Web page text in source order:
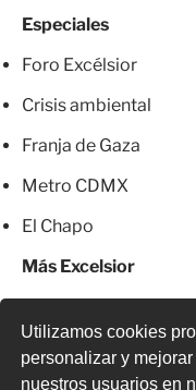
Utilizamos cookies
personalizar y
nuestros usuarios en
Especiales
Foro Excélsior
Crisis ambiental
Franja de Gaza
Metro CDMX
El Chapo
Más Excelsior
© 2026 Todos los